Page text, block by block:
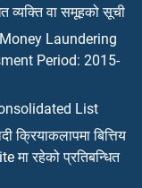
व्यक्ति वा समूहको सूची
Laundering
Period: 2015-
List
क्रियाकलापमा बित्तिय
मा रहेको प्रतिबन्धित